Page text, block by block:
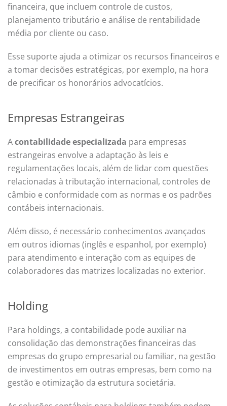
financeira, que incluem controle de custos,
planejamento tributário e análise de rentabilidade
média por cliente ou caso.
Esse suporte ajuda a otimizar os recursos financeiros e
a tomar decisões estratégicas, por exemplo, na hora
de precificar os honorários advocatícios.
Empresas Estrangeiras
Acontabilidade especializada para empresas
estrangeiras envolve a adaptação às leis e
regulamentações locais, além de lidar com questões
relacionadas à tributação internacional, controles de
câmbio e conformidade com as normas e os padrões
contábeis internacionais.
Além disso, é necessário conhecimentos avançados
em outros idiomas (inglês e espanhol, por exemplo)
para atendimento e interação com as equipes de
colaboradores das matrizes localizadas no exterior.
Holding
Para holdings, a contabilidade pode auxiliar na
consolidação das demonstrações financeiras das
empresas do grupo empresarial ou familiar, na gestão
de investimentos em outras empresas, bem como na
gestão e otimização da estrutura societária.